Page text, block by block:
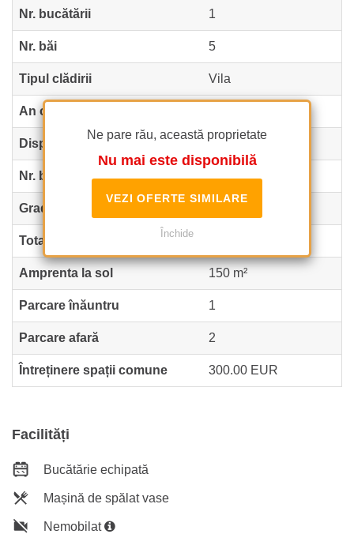
Ne pare rău, această proprietate
Nu mai este disponibilă
VEZI OFERTE SIMILARE
Închide
Nr. bucătării 1
Nr. băi 5
Tipul clădirii Vila
An construcție
Dispunere P+1+M
Nr. balcoane 1
Gradină
Total teren
Amprenta la sol 150 m²
Parcare înăuntru 1
Parcare afară 2
Întreținere spații comune 300.00 EUR
Facilități
Bucătărie echipată
Mașină de spălat vase
Nemobilat